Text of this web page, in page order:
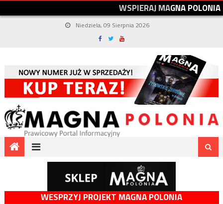
WSPIERAJMAGNAPOLONIA
Niedziela, 09 Sierpnia 2026
WESPRZYJ PROJEKT MAGNA POLONIA